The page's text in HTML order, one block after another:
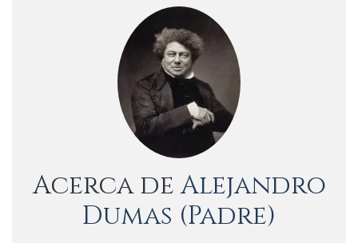
Acerca deAlejandro
Dumas (Padre)